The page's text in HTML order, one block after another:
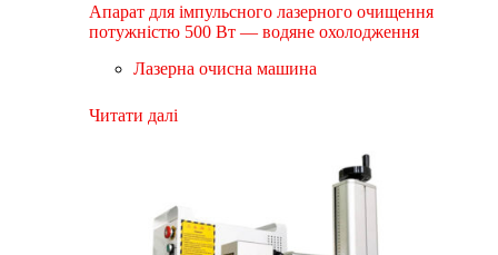
Апарат для імпульсного лазерного очищення
потужністю 500 Вт — водяне охолодження
Лазерна очисна машина
Читати далі